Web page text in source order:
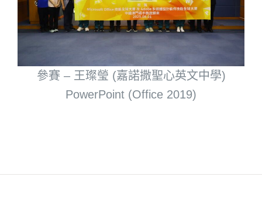
參賽 – 王璨瑩 (嘉諾撒聖心英文中學)
PowerPoint (Office 2019)